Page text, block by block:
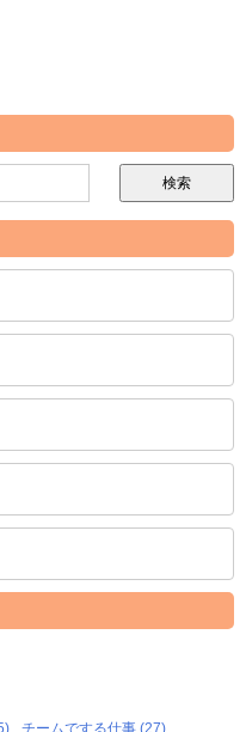
チームでする仕事 (27)